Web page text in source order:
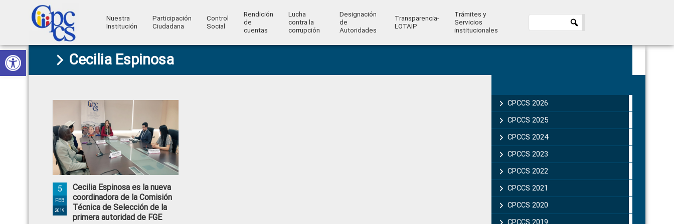
Abrir barra de herramientas
Skip
to
primary
Skip
to
main
Skip
to
primary
Skip
to
footer
Consejo
Ciudadana
Control
Social
Construyendo
Ciudadano
Nuestra
Institución
Participación
Ciudadana
Control
Social
Rendición
de
cuentas
Lucha
contra la
corrupción
Designación
de
Autoridades
Transparencia-
LOTAIP
Trámites y
Servicios
institucionales
Cecilia Espinosa
Cecilia Espinosa es la nueva
coordinadora de la Comisión
Técnica de Selección de la
primera autoridad de FGE
5
FEB
2019
Sidebar
CPCCS 2026
CPCCS 2025
CPCCS 2024
CPCCS 2023
CPCCS 2022
CPCCS 2021
CPCCS 2020
CPCCS 2019 .